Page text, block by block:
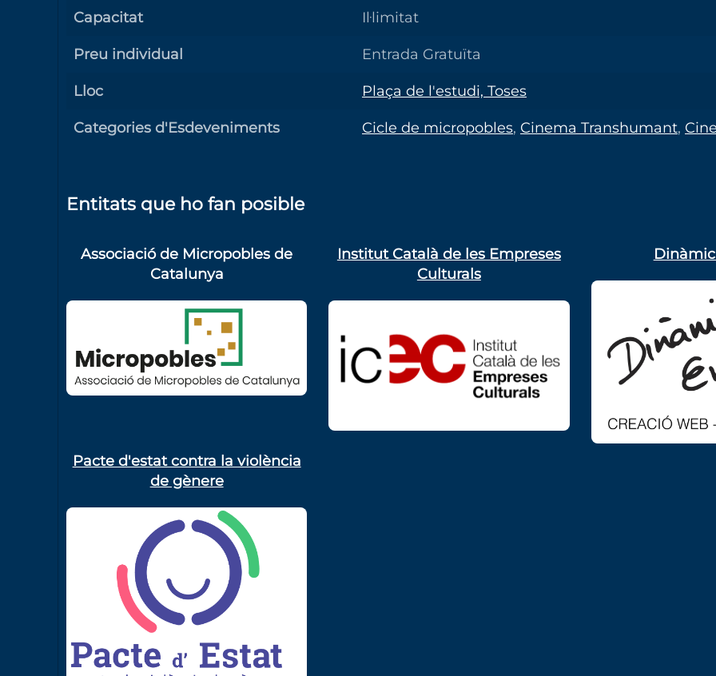
Capacitat Il·limitat
Preu individual Entrada Gratuïta
Lloc Plaça de l'estudi, Toses
Categories d'Esdeveniments Cicle de micropobles, Cinema Transhumant,
Entitats que ho fan posible
Associació de Micropobles de
Catalunya
Institut Català de les Empreses
Culturals
Pacte d'estat contra la violència
de gènere